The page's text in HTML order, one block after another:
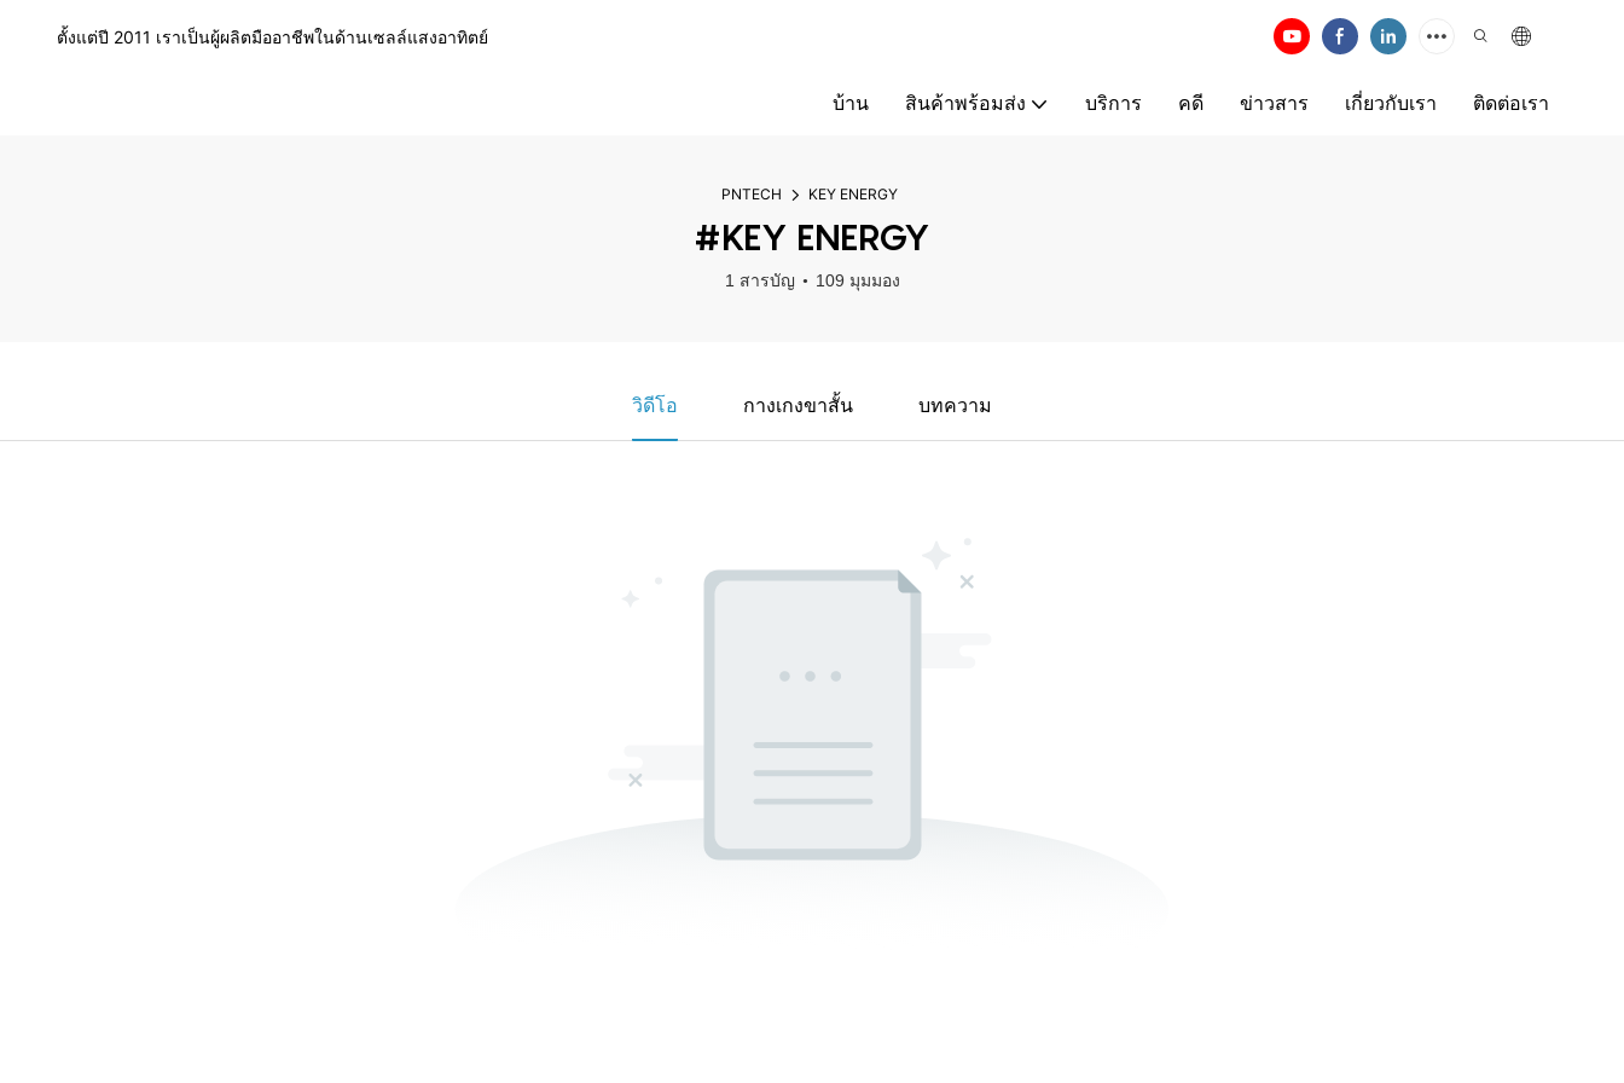
ตั้งแต่ปี 2011 เราเป็นผู้ผลิตมืออาชีพในด้านเซลล์แสงอาทิตย์
บ้าน สินค้าพร้อมส่ง บริการ คดี ข่าวสาร เกี่ยวกับเรา ติดต่อเรา
PNTECH KEY ENERGY
#KEY ENERGY
1 สารบัญ 109 มุมมอง
วิดีโอ กางเกงขาสั้น บทความ